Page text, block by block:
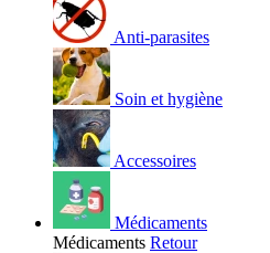
Anti-parasites
Soin et hygiène
Accessoires
Médicaments
Médicaments Retour